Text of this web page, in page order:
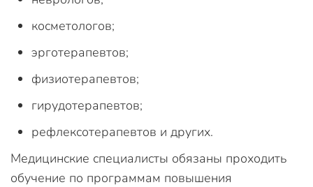
косметологов;
эрготерапевтов;
физиотерапевтов;
гирудотерапевтов;
рефлексотерапевтов и других.
Медицинские специалисты обязаны проходить
обучение по программам повышения